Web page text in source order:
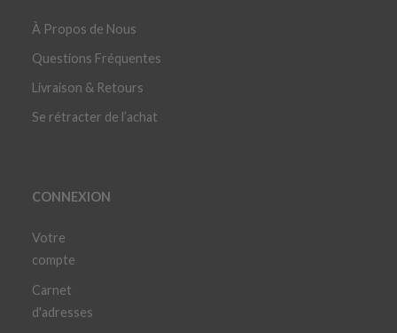
À Propos de Nous
Questions Fréquentes
Livraison & Retours
Se rétracter de l’achat
CONNEXION
Votre
compte
Carnet
d'adresses